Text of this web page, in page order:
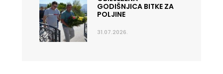
GODIŠNJICA BITKE ZA
POLJINE
31.07.2026.